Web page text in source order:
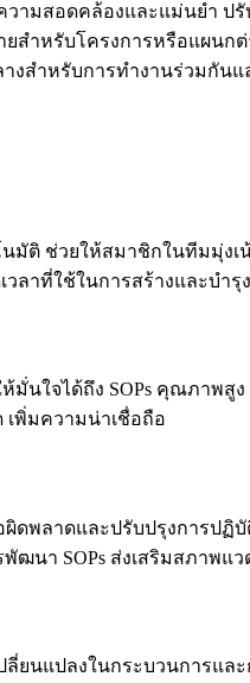
วามสอดคล้องและแม่นยำ
ายสำหรับโครงการหรือแผนก
งสำหรับการทำงานร่วมกันแ
มัติ ช่วยให้สมาชิกในทีมมุ่งเ
ลาที่ใช้ในการสร้างและบำรุ
นใจได้ถึง SOPs คุณภาพสูง
เพิ่มความน่าเชื่อถือ
ผิดพลาดและปรับปรุงการปฏิ
ฒนา SOPs ส่งเสริมสภาพแ
ลี่ยนแปลงในกระบวนการและ